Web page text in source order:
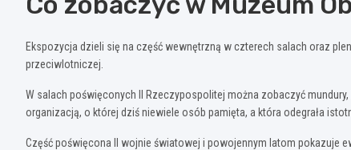
Ekspozycja dzieli się na część wewnętrzną w czterech salach oraz
przeciwlotniczej.
W salach poświęconych II Rzeczypospolitej można zobaczyć
organizacją, o której dziś niewiele osób pamięta, a która odegrała
Część poświęcona II wojnie światowej i powojennym latom pokazuje